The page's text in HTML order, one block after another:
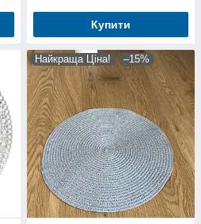
Купити
Найкраща Ціна! –15%